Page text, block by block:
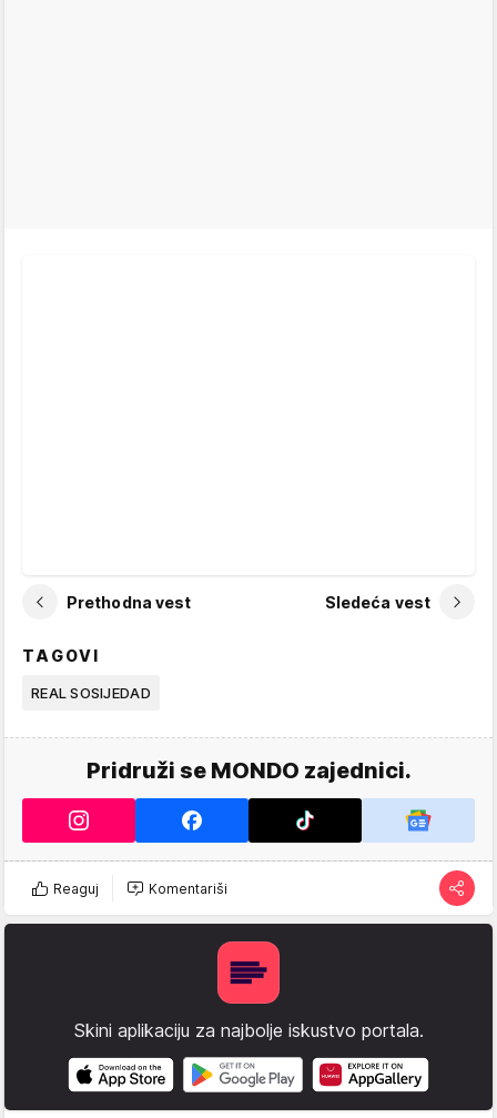
Prethodna vest Sledeća vest
TAGOVI
REAL SOSIJEDAD
Pridruži se MONDO zajednici.
Reaguj Komentariši
Skini aplikaciju za najbolje iskustvo portala.